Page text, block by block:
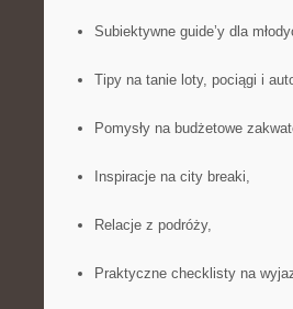
Subiektywne guide’y dla
Tipy na tanie loty, pociągi i
Pomysły na budżetowe
Inspiracje na city breaki,
Relacje z podróży,
Praktyczne checklisty na